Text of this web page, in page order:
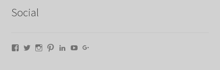
Social
Facebook
TwitterInstagram
PinterestLinkedIn
YouTube